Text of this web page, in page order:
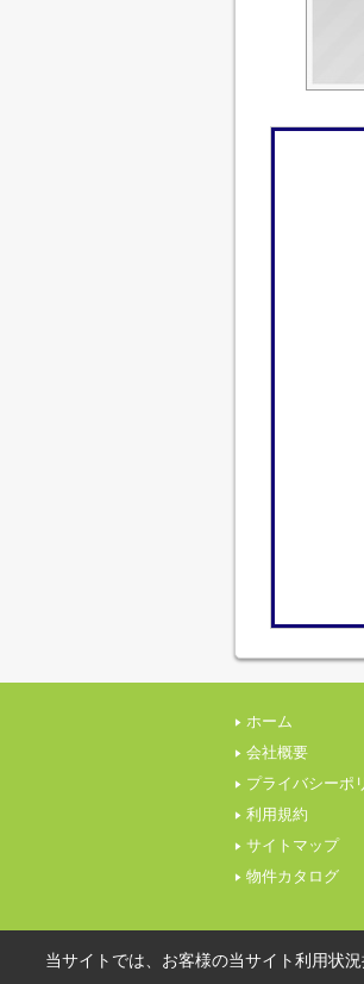
ホーム
会社概要
プライバシーポ
利用規約
サイトマップ
物件カタログ
当サイトでは、お客様の当サイト利用状